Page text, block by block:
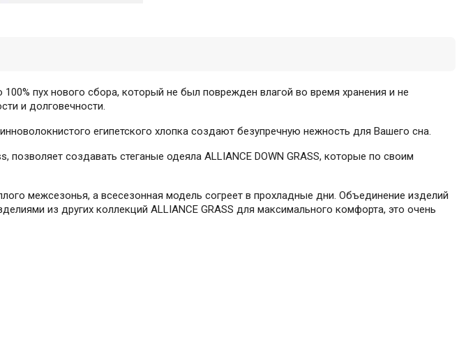
пух нового сбора, который не был поврежден влагой во время хранения и не
и долговечности.
египетского хлопка создают безупречную нежность для Вашего сна.
позволяет создавать стеганые одеяла ALLIANCE DOWN GRASS, которые по своим
межсезонья, а всесезонная модель согреет в прохладные дни. Объединение изделий
из других коллекций ALLIANCE GRASS для максимального комфорта, это очень